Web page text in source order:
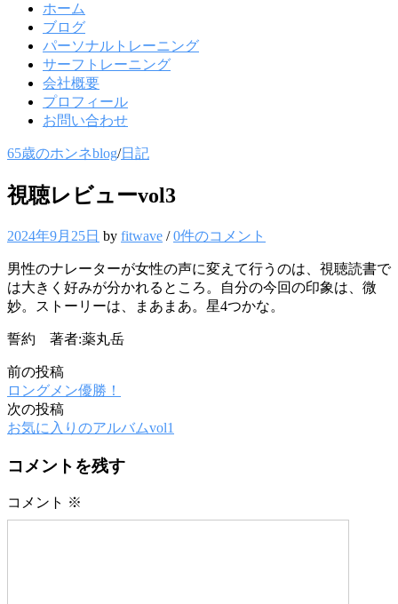
ホーム
ブログ
パーソナルトレーニング
サーフトレーニング
会社概要
プロフィール
お問い合わせ
65歳のホンネblog/日記
視聴レビューvol3
2024年9月25日 by fitwave /0件のコメント
男性のナレーターが女性の声に変えて行うのは、視聴読書で
は大きく好みが分かれるところ。自分の今回の印象は、微
妙。ストーリーは、まあまあ。星4つかな。
誓約 著者:薬丸岳
投
稿
ナ
ビ
ー
前の投稿
ロングメン優勝！
次の投稿
お気に入りのアルバムvol1
コメントを残す
コメント ※